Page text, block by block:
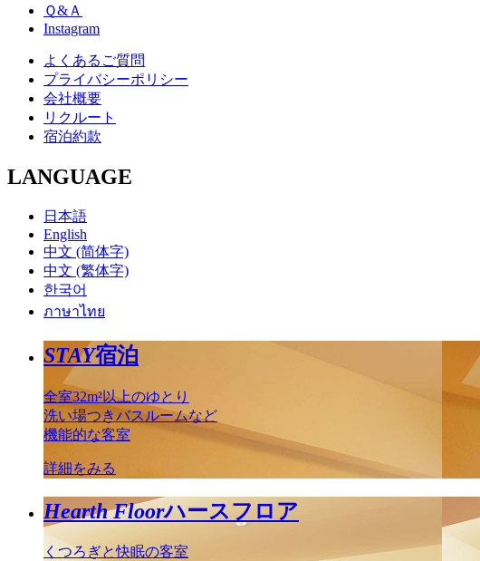
Ｑ&Ａ
Instagram
よくあるご質問
プライバシーポリシー
会社概要
リクルート
宿泊約款
LANGUAGE
日本語
English
中文 (简体字)
中文 (繁体字)
한국어
ภาษาไทย
STAY宿泊
全室32m²以上のゆとり
洗い場つきバスルームなど
機能的な客室
詳細をみる
Hearth Floorハースフロア
くつろぎと快眠の客室